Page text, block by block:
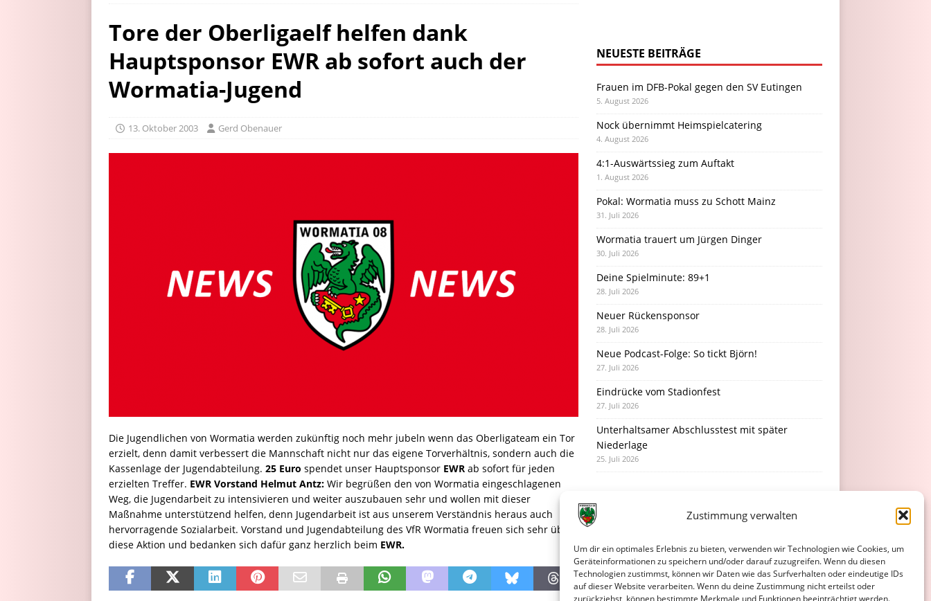
Zustimmung verwalten
Um dir ein optimales Erlebnis zu bieten, verwenden wir Technologien wie Cookies, um
Geräteinformationen zu speichern und/oder darauf zuzugreifen. Wenn du diesen
Technologien zustimmst, können wir Daten wie das Surfverhalten oder eindeutige IDs
auf dieser Website verarbeiten. Wenn du deine Zustimmung nicht erteilst oder
zurückziehst, können bestimmte Merkmale und Funktionen beeinträchtigt werden.
Tore der Oberligaelf helfen dank
Hauptsponsor EWR ab sofort auch der
Wormatia-Jugend
13. Oktober 2003 Gerd Obenauer
Die Jugendlichen von Wormatia werden zukünftig noch mehr jubeln wenn das Oberligateam ein Tor
erzielt, denn damit verbessert die Mannschaft nicht nur das eigene Torverhältnis, sondern auch die
Kassenlage der Jugendabteilung. 25 Euro spendet unser Hauptsponsor EWR ab sofort für jeden
erzielten Treffer. EWR Vorstand Helmut Antz: Wir begrüßen den von Wormatia eingeschlagenen
Weg, die Jugendarbeit zu intensivieren und weiter auszubauen sehr und wollen mit dieser
Maßnahme unterstützend helfen, denn Jugendarbeit ist aus unserem Verständnis heraus auch
hervorragende Sozialarbeit. Vorstand und Jugendabteilung des VfR Wormatia freuen sich sehr über
diese Aktion und bedanken sich dafür ganz herzlich beim EWR.
NEUESTE BEITRÄGE
Frauen im DFB-Pokal gegen den SV Eutingen
5. August 2026
Nock übernimmt Heimspielcatering
4. August 2026
4:1-Auswärtssieg zum Auftakt
1. August 2026
Pokal: Wormatia muss zu Schott Mainz
31. Juli 2026
Wormatia trauert um Jürgen Dinger
30. Juli 2026
Deine Spielminute: 89+1
28. Juli 2026
Neuer Rückensponsor
28. Juli 2026
Neue Podcast-Folge: So tickt Björn!
27. Juli 2026
Eindrücke vom Stadionfest
27. Juli 2026
Unterhaltsamer Abschlusstest mit später
Niederlage
25. Juli 2026